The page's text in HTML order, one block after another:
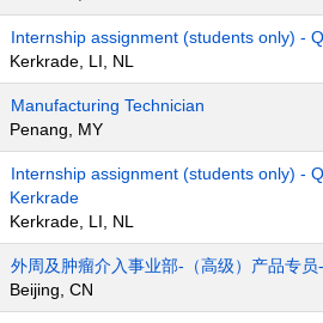
Internship assignment (students only) -
Kerkrade, LI, NL
Manufacturing Technician
Penang, MY
Internship assignment (students only) -
Kerkrade
Kerkrade, LI, NL
外周及肿瘤介入事业部-（高级）产品专员
Beijing, CN